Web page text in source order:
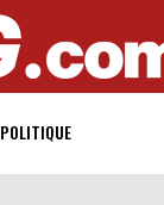
POLITIQUE